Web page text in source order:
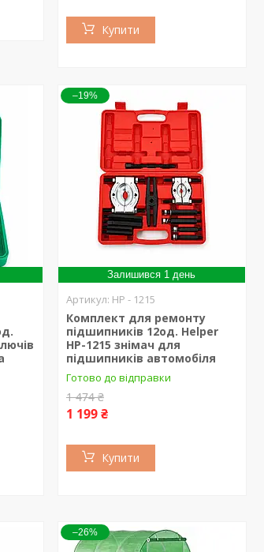
Купити
–19%
Залишився 1 день
HP - 1215
Комплект для ремонту
підшипників 12од. Helper
HP-1215 знімач для
підшипників автомобіля
Готово до відправки
1 474 ₴
1 199 ₴
Купити
–26%